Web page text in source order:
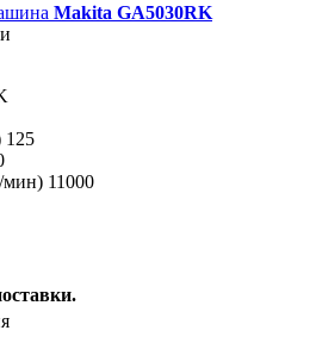
Makita GA5030RK
125
мин) 11000